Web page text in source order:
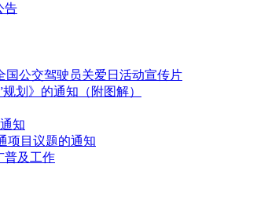
答复。
告
国公交驾驶员关爱日活动宣传片
划》的通知（附图解）
知
项目议题的通知
普及工作